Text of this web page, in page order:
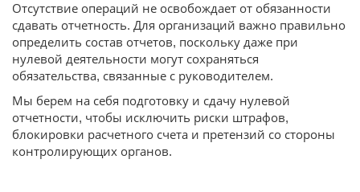
Отсутствие операций не освобождает от обязанности
сдавать отчетность. Для организаций важно правильно
определить состав отчетов, поскольку даже при
нулевой деятельности могут сохраняться
обязательства, связанные с руководителем.
Мы берем на себя подготовку и сдачу нулевой
отчетности, чтобы исключить риски штрафов,
блокировки расчетного счета и претензий со стороны
контролирующих органов.